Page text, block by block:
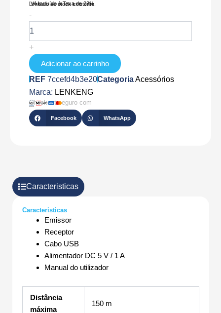
IVA Incluído à Taxa de 23%
Limitado ao stock existente.
-Quantidade
de
USB-
EXT-
4-
+
Adicionar ao carrinho
REF 7ccefd4b3e20CategoriaAcessórios
Marca: LENKENG
Checkout seguro com
Facebook WhatsApp
Caracteristicas
Caracteristicas
Emissor
Receptor
Cabo USB
Alimentador DC 5 V / 1 A
Manual do utilizador
Distância
máxima
150 m